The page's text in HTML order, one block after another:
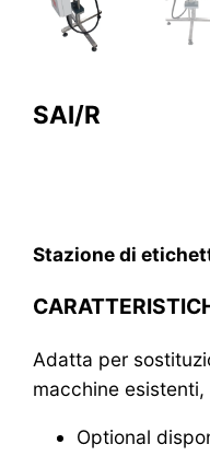
SAI/R
Stazione di
Adatta per
macchine
Optional